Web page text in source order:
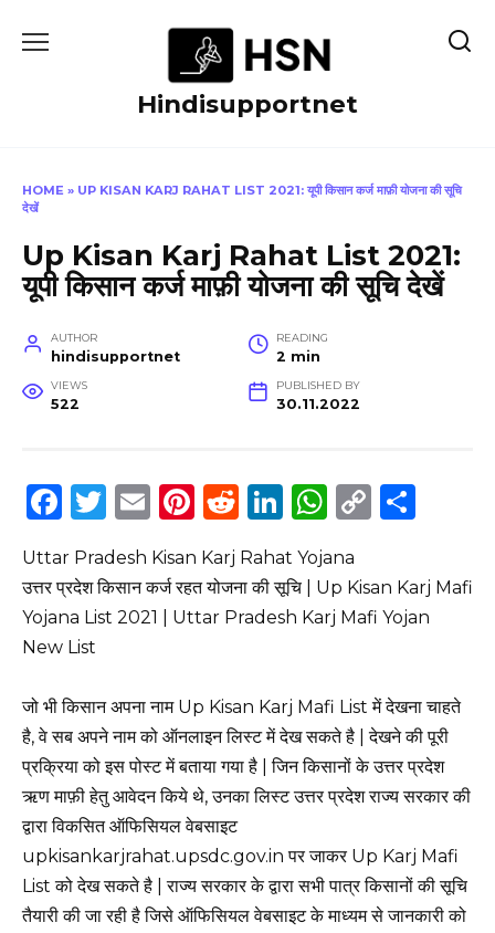
Hindisupportnet
HOME » UP KISAN KARJ RAHAT LIST 2021: यूपी किसान कर्ज माफ़ी योजना की सूचि
देखें
Up Kisan Karj Rahat List 2021:
यूपी किसान कर्ज माफ़ी योजना की सूचि देखें
AUTHOR
hindisupportnet
READING
2 min
VIEWS
522
PUBLISHED BY
30.11.2022
F
c
e
b
o
k
T
it
te
E
ai
l
Pi
te
re
R
d
di
Li
k
e
W
a
ts
p
C
y
k
ar
e
Uttar Pradesh Kisan Karj Rahat Yojana
उत्तर प्रदेश किसान कर्ज रहत योजना की सूचि | Up Kisan Karj Mafi
Yojana List 2021 | Uttar Pradesh Karj Mafi Yojan
New List
जो भी किसान अपना नाम Up Kisan Karj Mafi List में देखना चाहते
है, वे सब अपने नाम को ऑनलाइन लिस्ट में देख सकते है | देखने की पूरी
प्रक्रिया को इस पोस्ट में बताया गया है | जिन किसानों के उत्तर प्रदेश
ऋण माफ़ी हेतु आवेदन किये थे, उनका लिस्ट उत्तर प्रदेश राज्य सरकार की
द्वारा विकसित ऑफिसियल वेबसाइट
upkisankarjrahat.upsdc.gov.in पर जाकर Up Karj Mafi
List को देख सकते है | राज्य सरकार के द्वारा सभी पात्र किसानों की सूचि
तैयारी की जा रही है जिसे ऑफिसियल वेबसाइट के माध्यम से जानकारी को